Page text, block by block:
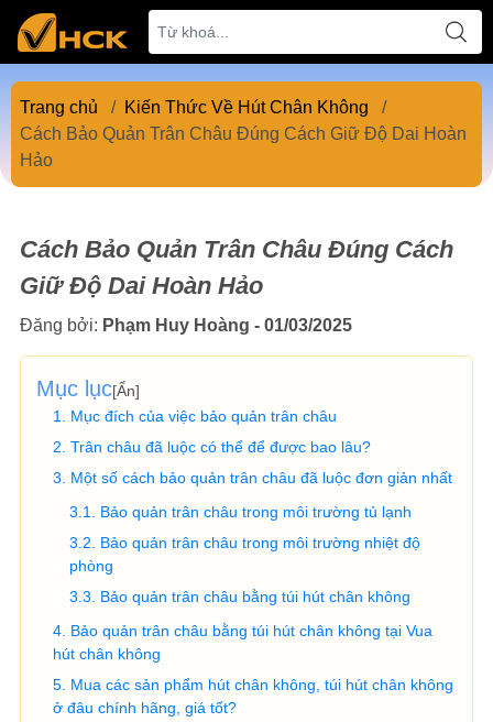
Trang chủ / Kiến Thức Về Hút Chân Không
/
Cách Bảo Quản Trân Châu Đúng Cách Giữ Độ Dai Hoàn
Hảo
Cách Bảo Quản Trân Châu Đúng Cách
Giữ Độ Dai Hoàn Hảo
Đăng bởi: Phạm Huy Hoàng - 01/03/2025
Mục lục[Ẩn]
Mục đích của việc bảo quản trân châu
Trân châu đã luộc có thể để được bao lâu?
Một số cách bảo quản trân châu đã luộc đơn giản nhất
Bảo quản trân châu trong môi trường tủ lạnh
Bảo quản trân châu trong môi trường nhiệt độ
phòng
Bảo quản trân châu bằng túi hút chân không
Bảo quản trân châu bằng túi hút chân không tại Vua
hút chân không
Mua các sản phẩm hút chân không, túi hút chân không
ở đâu chính hãng, giá tốt?